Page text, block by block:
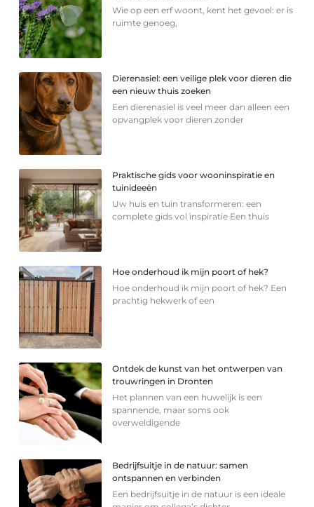
Wie op een erf woont, kent het gevoel: er is
ruimte genoeg,
Dierenasiel: een veilige plek voor dieren die
een nieuw thuis zoeken
Een dierenasiel is veel meer dan alleen een
opvangplek voor dieren zonder
Praktische gids voor wooninspiratie en
tuinideeën
Uw huis en tuin transformeren: een
complete gids vol inspiratie Een thuis
Hoe onderhoud ik mijn poort of hek?
Hoe onderhoud ik mijn poort of hek? Een
prachtig hekwerk of een
Ontdek de kunst van het ontwerpen van
trouwringen in Dronten
Het plannen van een huwelijk is een
spannende, maar soms ook
overweldigende
Bedrijfsuitje in de natuur: samen
ontspannen en verbinden
Een bedrijfsuitje in de natuur is een ideale